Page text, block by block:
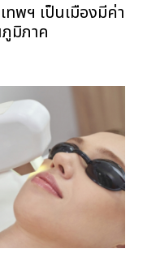
ทพฯ เป็นเมืองมีค่า
มิภาค